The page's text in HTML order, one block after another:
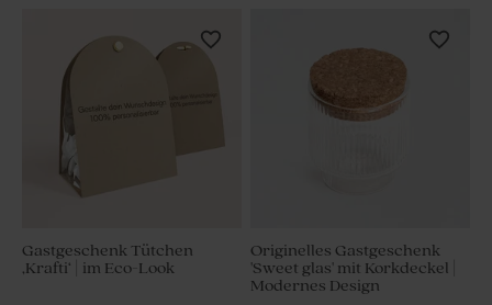
Gastgeschenk Tütchen
‚Krafti‘ | im Eco-Look
Originelles Gastgeschenk
'Sweet glas' mit Korkdeckel |
Modernes Design